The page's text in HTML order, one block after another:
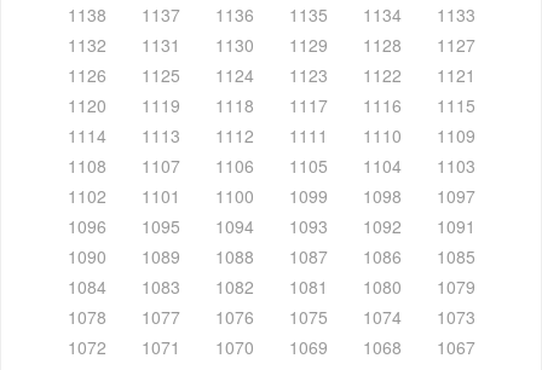
1138
1137 1136 1135 1134
1133
1132
1131 1130 1129 1128
1127
1126
1125 1124 1123 1122
1121
1120
1119 1118 1117 1116
1115
1114
1113 1112 1111 1110
1109
1108
1107 1106 1105 1104
1103
1102
1101 1100 1099 1098
1097
1096
1095 1094 1093 1092
1091
1090
1089 1088 1087 1086
1085
1084
1083 1082 1081 1080
1079
1078
1077 1076 1075 1074
1073
1072
1071 1070 1069 1068
1067